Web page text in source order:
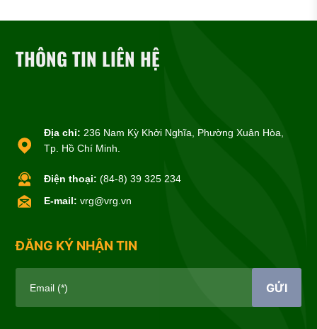
THÔNG TIN LIÊN HỆ
Địa chỉ: 236 Nam Kỳ Khởi Nghĩa, Phường Xuân Hòa,
Tp. Hồ Chí Minh.
Điện thoại: (84-8) 39 325 234
E-mail: vrg@vrg.vn
ĐĂNG KÝ NHẬN TIN
Email (*) GỬI